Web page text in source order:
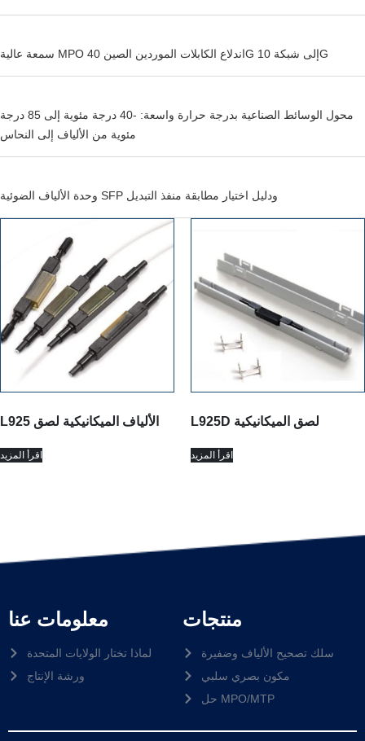
سمعة عالية MPO اندلاع الكابلات الموردين الصين 40G إلى شبكة 10G
محول الوسائط الصناعية بدرجة حرارة واسعة: -40 درجة مئوية إلى 85 درجة
مئوية من الألياف إلى النحاس
وحدة الألياف الضوئية SFP ودليل اختيار مطابقة منفذ التبديل
اقرأ المزيد اقرأ المزيد
معلومات عنا
لماذا تختار الولايات المتحدة
ورشة الإنتاج
منتجات
سلك تصحيح الألياف وضفيرة
مكون بصري سلبي
حل MPO/MTP